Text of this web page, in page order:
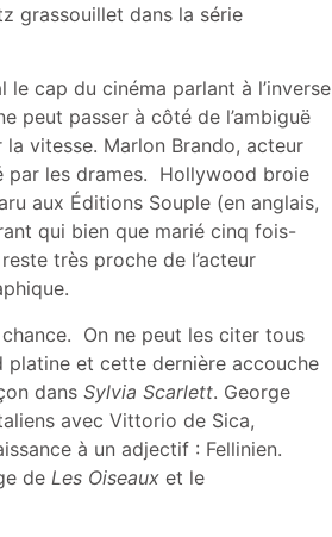
grassouillet dans la série
cap du cinéma parlant à l’inverse
peut passer à côté de l’ambiguë
vitesse. Marlon Brando, acteur
par les drames. Hollywood broie
aux Éditions Souple (en anglais,
qui bien que marié cinq fois-
très proche de l’acteur
On ne peut les citer tous
platine et cette dernière accouche
dans Sylvia Scarlett. George
avec Vittorio de Sica,
à un adjectif : Fellinien.
de Les Oiseaux et le